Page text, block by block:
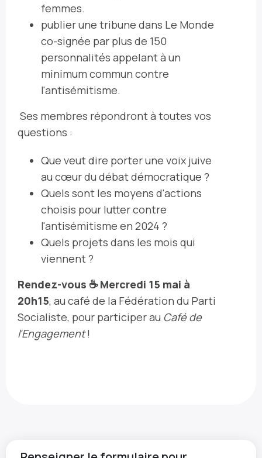
femmes.
publier une tribune dans Le Monde
co-signée par plus de 150
personnalités appelant à un
minimum commun contre
l'antisémitisme.
Ses membres répondront à toutes vos
questions :
Que veut dire porter une voix juive
au cœur du débat démocratique ?
Quels sont les moyens d'actions
choisis pour lutter contre
l'antisémitisme en 2024 ?
Quels projets dans les mois qui
viennent ?
Rendez-vous ☕️ Mercredi 15 mai à
20h15, au café de la Fédération du Parti
Socialiste, pour participer au Café de
l'Engagement!